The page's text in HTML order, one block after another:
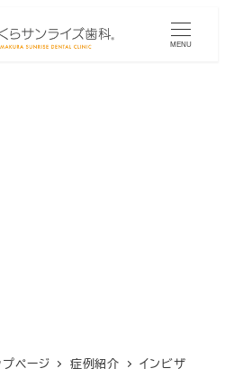
MENU
プページ 症例紹介
インビザ